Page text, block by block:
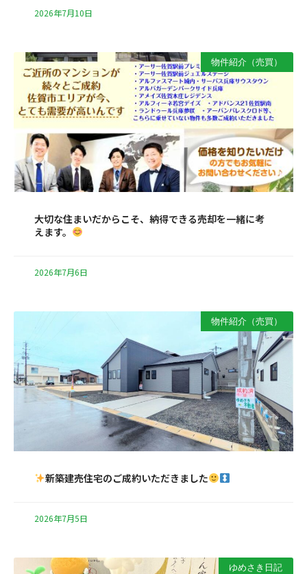
2026年7月10日
物件紹介（売買）
大切な住まいだからこそ、納得できる売却を一緒に考
えます。
2026年7月6日
物件紹介（売買）
新築建売住宅のご成約いただきました
2026年7月5日
ゆめさき日記